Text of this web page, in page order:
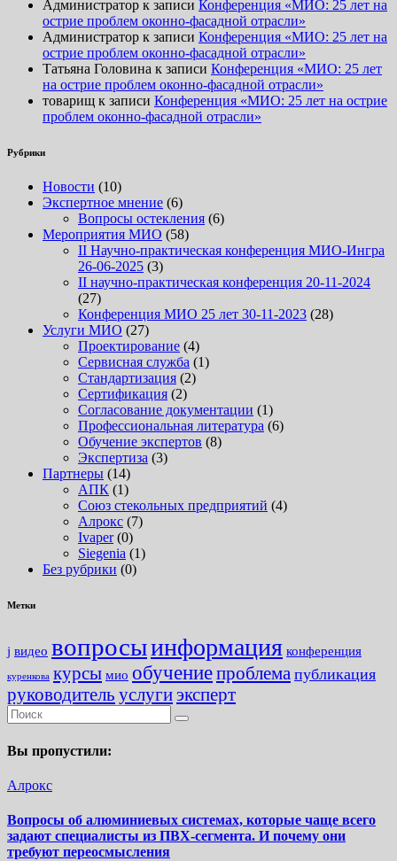
Администратор к записи Конференция «МИО: 25 лет на
острие проблем оконно-фасадной отрасли»
Администратор к записи Конференция «МИО: 25 лет на
острие проблем оконно-фасадной отрасли»
Татьяна Головина к записи Конференция «МИО: 25 лет
на острие проблем оконно-фасадной отрасли»
товарищ к записи Конференция «МИО: 25 лет на острие
проблем оконно-фасадной отрасли»
Рубрики
Новости (10)
Экспертное мнение (6)
Вопросы остекления (6)
Мероприятия МИО (58)
II Научно-практическая конференция МИО-Ингра
26-06-2025 (3)
II научно-практическая конференция 20-11-2024
(27)
Конференция МИО 25 лет 30-11-2023 (28)
Услуги МИО (27)
Проектирование (4)
Сервисная служба (1)
Стандартизация (2)
Сертификация (2)
Согласование документации (1)
Профессиональная литература (6)
Обучение экспертов (8)
Экспертиза (3)
Партнеры (14)
АПК (1)
Союз стекольных предприятий (4)
Алрокс (7)
Ivaper(0)
Siegenia (1)
Без рубрики (0)
Метки
j видео вопросыинформация конференция
куренкова курсы мио обучениепроблема публикация
руководитель услуги эксперт
Вы пропустили:
Алрокс
Вопросы об алюминиевых системах, которые чаще всего
задают специалисты из ПВХ-сегмента. И почему они
требуют переосмысления